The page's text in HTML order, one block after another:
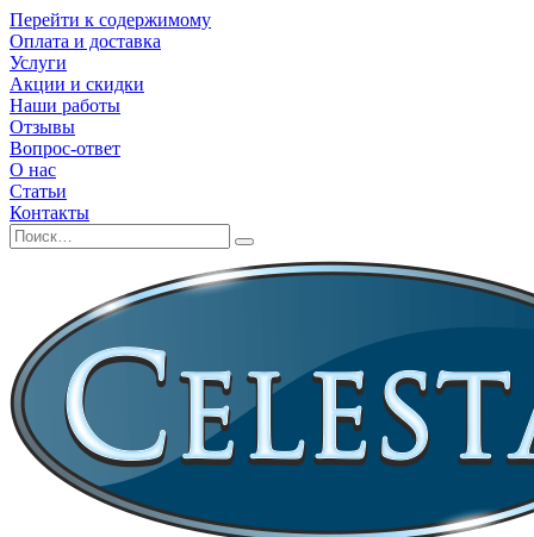
Перейти к содержимому
Оплата и доставка
Услуги
Акции и скидки
Наши работы
Отзывы
Вопрос-ответ
О нас
Статьи
Контакты